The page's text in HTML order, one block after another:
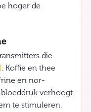
hoger de
die
. Koffie en thee
en nor-
verhoogt
te stimuleren.